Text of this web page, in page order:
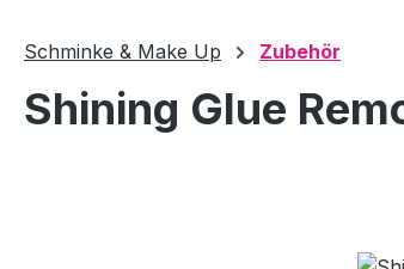
Schminke & Make Up Zubehör
Shining Glue